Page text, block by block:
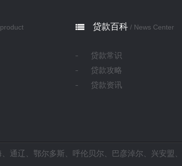
贷款百科/ News Center
贷款常识
贷款攻略
贷款资讯
通辽 鄂尔多斯 呼伦贝尔 巴彦淖尔 兴安盟